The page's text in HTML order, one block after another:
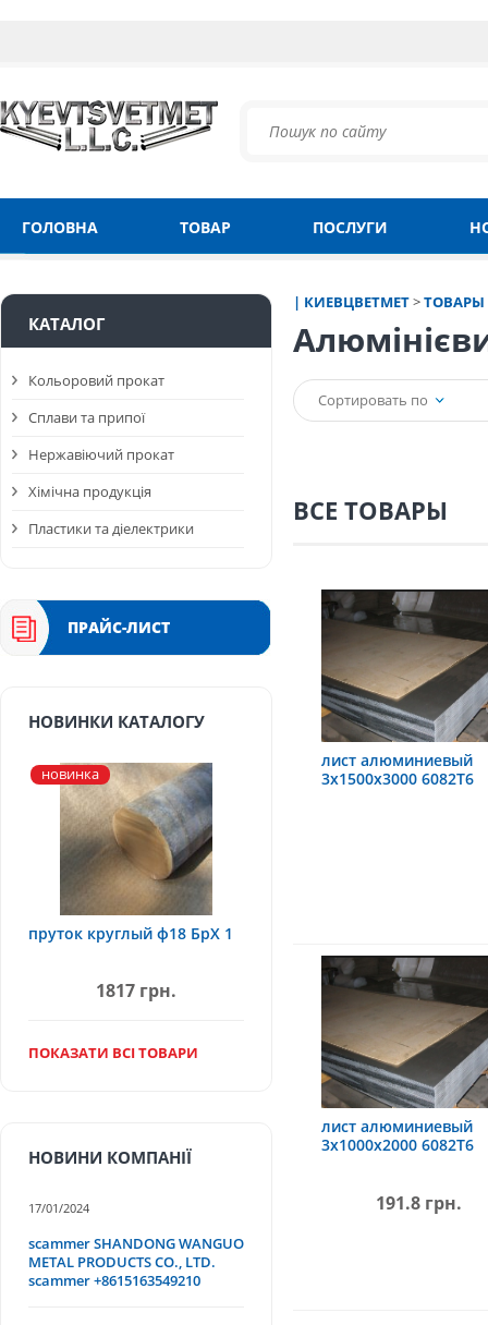
ГОЛОВНА ТОВАР ПОСЛУГИ
| КИЕВЦВЕТМЕТ>ТОВАРЫ
Сортировать по
ВСЕ ТОВАРЫ
лист алюминиевый
3х1500х3000 6082Т6
лист алюминиевый
3х1000х2000 6082Т6
191.8 грн.
КАТАЛОГ
Кольоровий прокат
Сплави та припої
Нержавіючий прокат
Хімічна продукція
Пластики та діелектрики
ПРАЙС-ЛИСТ
НОВИНКИ КАТАЛОГУ
новинка
пруток круглый ф18 БрХ 1
1817 грн.
ПОКАЗАТИ ВСІ ТОВАРИ
НОВИНИ КОМПАНІЇ
17/01/2024
scammer SHANDONG WANGUO
METAL PRODUCTS CO., LTD.
scammer +8615163549210